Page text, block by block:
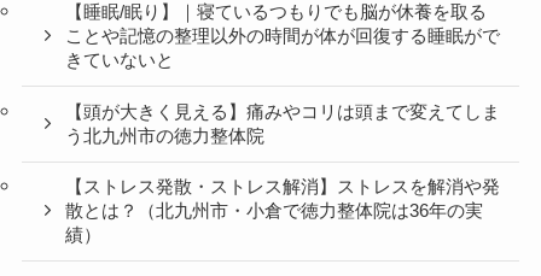
【睡眠/眠り】｜寝ているつもりでも脳が休養を取る
ことや記憶の整理以外の時間が体が回復する睡眠がで
きていないと
【頭が大きく見える】痛みやコリは頭まで変えてしま
う北九州市の徳力整体院
【ストレス発散・ストレス解消】ストレスを解消や発
散とは？（北九州市・小倉で徳力整体院は36年の実
績）